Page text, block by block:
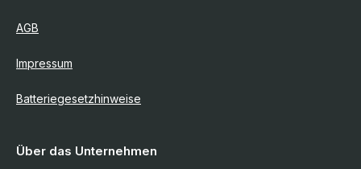
AGB
Impressum
Batteriegesetzhinweise
Über das Unternehmen